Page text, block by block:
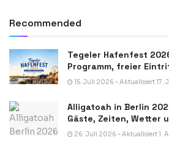
Recommended
Tegeler Hafenfest
Programm, freier
15. Juli 2026 - Aktualisiert 17.
Alligatoah in Berlin
Gäste, Zeiten, Wetter
26. Juli 2026 - Aktualisiert 1.